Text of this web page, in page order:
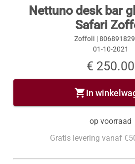
Nettuno desk bar
Safari
Zoffoli |
01-10-2021
€ 250.00
shopping_cartIn
op voorraad
Gratis levering vanaf